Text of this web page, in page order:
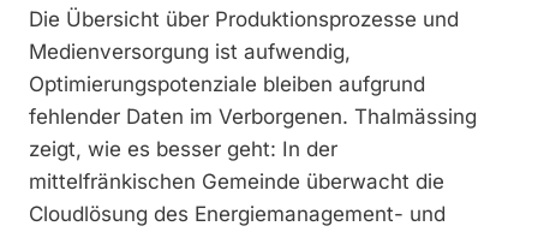
Die Übersicht über Produktionsprozesse und
Medienversorgung ist aufwendig,
Optimierungspotenziale bleiben aufgrund
fehlender Daten im Verborgenen. Thalmässing
zeigt, wie es besser geht: In der
mittelfränkischen Gemeinde überwacht die
Cloudlösung des Energiemanagement- und